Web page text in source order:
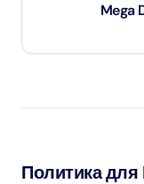
Mega
Политика для